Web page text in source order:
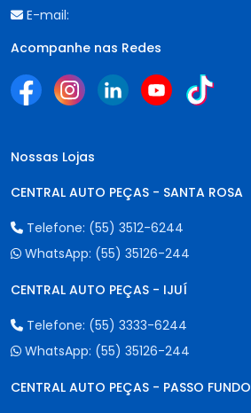
E-mail:
Acompanhe nas Redes
Nossas Lojas
CENTRAL AUTO PEÇAS - SANTA ROSA
Telefone: (55) 3512-6244
WhatsApp: (55) 35126-244
CENTRAL AUTO PEÇAS - IJUÍ
Telefone: (55) 3333-6244
WhatsApp: (55) 35126-244
CENTRAL AUTO PEÇAS - PASSO FUNDO